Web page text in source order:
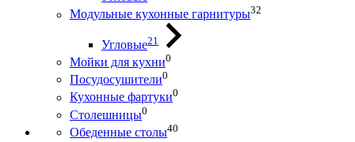
Модульные кухонные гарнитуры32
Угловые21
Мойки для кухни0
Посудосушители0
Кухонные фартуки0
Столешницы0
Обеденные столы40